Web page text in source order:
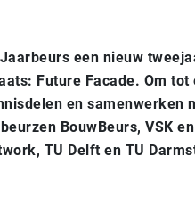
een nieuw
Future Facade. Om
en samenwerken
BouwBeurs, VSK
TU Delft en TU